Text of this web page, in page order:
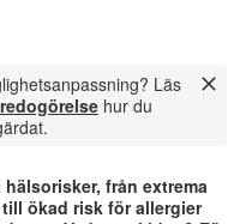
Läs
hur du
från extrema
ökad risk för allergier